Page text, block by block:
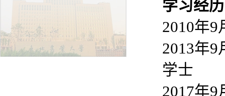
学习经
2010年9
2013年
学士
2017年9